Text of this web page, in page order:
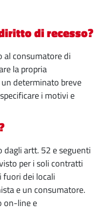
di recesso?
al consumatore di
la propria
determinato breve
i motivi e
artt. 52 e seguenti
per i soli contratti
fuori dei locali
e un consumatore.
on-line e